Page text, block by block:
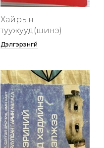
Хайрын
туужууд(шинэ)
Дэлгэрэнгүй